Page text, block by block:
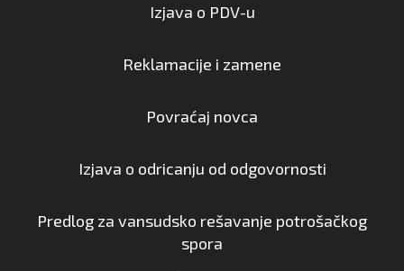
Izjava o PDV-u
Reklamacije i zamene
Povraćaj novca
Izjava o odricanju od odgovornosti
Predlog za vansudsko rešavanje potrošačkog
spora